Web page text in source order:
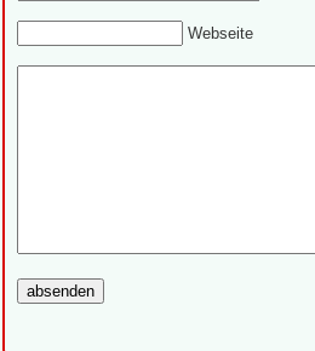
Webseite